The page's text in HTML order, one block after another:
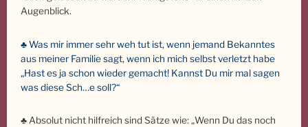
Augenblick.
♣ Was mir immer sehr weh tut ist, wenn jemand Bekanntes
aus meiner Familie sagt, wenn ich mich selbst verletzt habe
„Hast es ja schon wieder gemacht! Kannst Du mir mal sagen
was diese Sch…e soll?“
♣ Absolut nicht hilfreich sind Sätze wie: „Wenn Du das noch